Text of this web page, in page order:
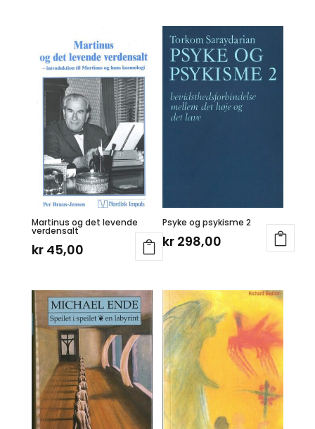
Martinus og det levende
verdensalt
kr45,00
Psyke og psykisme 2
kr 298,00